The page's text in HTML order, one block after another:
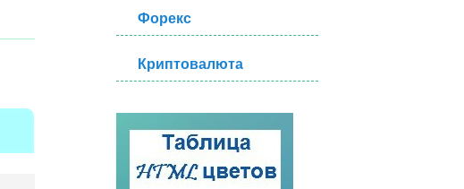
Форекс
Криптовалюта